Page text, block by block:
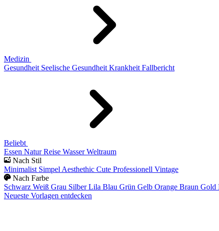
Medizin
Gesundheit Seelische Gesundheit Krankheit Fallbericht
Beliebt
Essen Natur Reise Wasser Weltraum
Nach Stil
Minimalist Simpel Aesthethic Cute Professionell Vintage
Nach Farbe
Schwarz Weiß Grau Silber Lila Blau Grün Gelb Orange Braun Gold
Neueste Vorlagen entdecken